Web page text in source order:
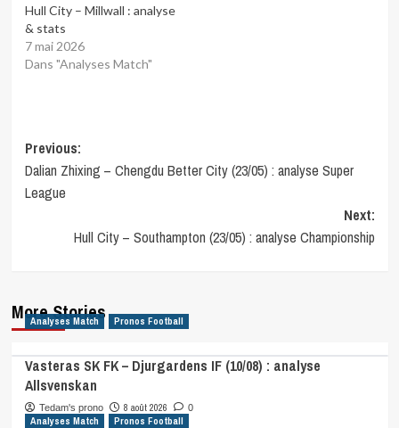
Hull City – Millwall : analyse
& stats
7 mai 2026
Dans "Analyses Match"
Post
navigation
Previous:
Dalian Zhixing – Chengdu Better City (23/05) : analyse Super
League
Next:
Hull City – Southampton (23/05) : analyse Championship
More Stories
Analyses Match Pronos Football
Vasteras SK FK – Djurgardens IF (10/08) : analyse
Allsvenskan
Tedam's prono 8 août 2026 0
Analyses Match Pronos Football